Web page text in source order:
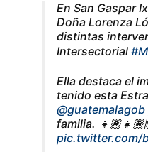
En San Gaspar
Doña Lorenza
distintas
Intersectorial
Ella destaca el
tenido esta
@guatemalagob
familia.
pic.twitter.com/